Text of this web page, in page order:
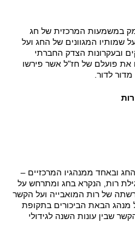
במשמעות המרכזית של חג
שמותיו המגוונים של החג ועל
ובעקרונות הצדק החברתי
את פועלם של חז"ל אשר פירשו
לדור.
ובאחד ממנהגיו המרכזיים –
רות, הנקרא בחג ומתרחש על
של רות המואבייה ועל הקשר
הבאת הביכורים בתקופת
שבין עונות השנה לגידולי